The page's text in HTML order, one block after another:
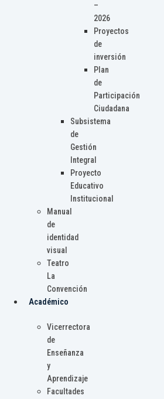
–
2026
Proyectos
de
inversión
Plan
de
Participación
Ciudadana
Subsistema
de
Gestión
Integral
Proyecto
Educativo
Institucional
Manual
de
identidad
visual
Teatro
La
Convención
Académico
Vicerrectora
de
Enseñanza
y
Aprendizaje
Facultades